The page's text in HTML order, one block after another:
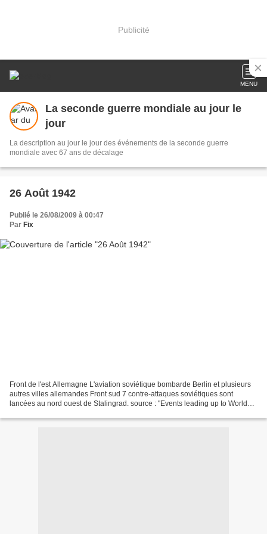
Publicité
MENU
La seconde guerre mondiale au jour le
jour
La description au jour le jour des événements de la seconde guerre
mondiale avec 67 ans de décalage
26 Août 1942
Publié le 26/08/2009 à 00:47
Par Fix
Front de l'est Allemagne L'aviation soviétique bombarde Berlin et plusieurs
autres villes allemandes Front sud 7 contre-attaques soviétiques sont
lancées au nord ouest de Stalingrad. source : "Events leading up to World